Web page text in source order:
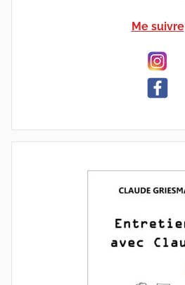
Me suivre